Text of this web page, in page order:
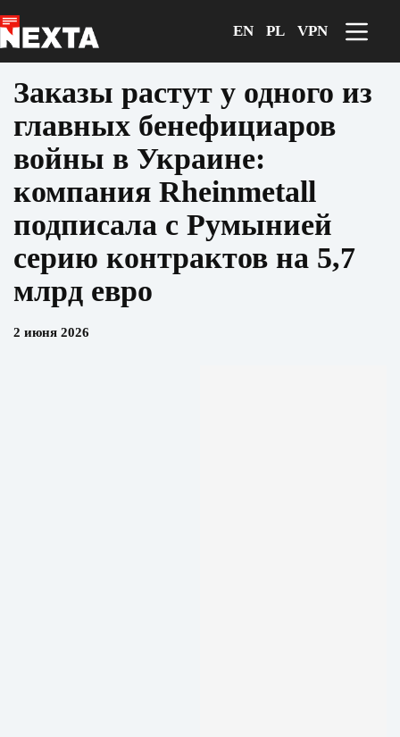
к
сути
EN PL VPN
Заказы растут у одного из
главных бенефициаров
войны в Украине:
компания Rheinmetall
подписала с Румынией
серию контрактов на 5,7
млрд евро
2 июня 2026